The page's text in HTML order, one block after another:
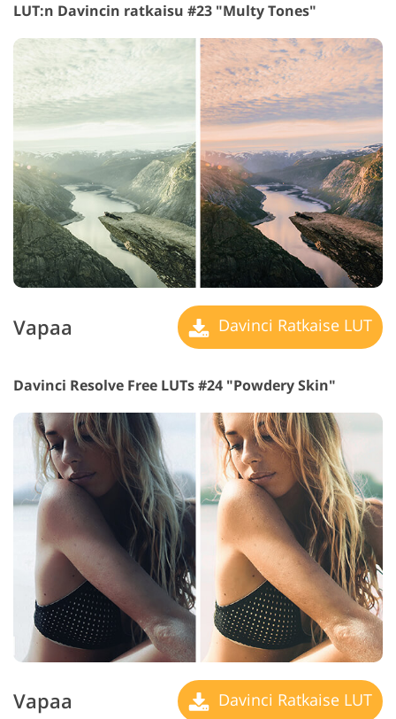
LUT:n Davincin ratkaisu #23 "Multy Tones"
Vapaa Davinci Ratkaise LUT
Davinci Resolve Free LUTs #24 "Powdery Skin"
Vapaa Davinci Ratkaise LUT